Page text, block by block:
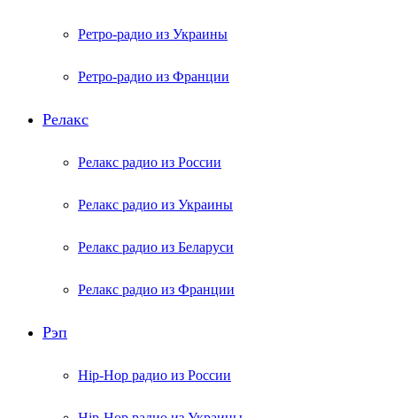
Ретро-радио из Украины
Ретро-радио из Франции
Релакс
Релакс радио из России
Релакс радио из Украины
Релакс радио из Беларуси
Релакс радио из Франции
Рэп
Hip-Hop радио из России